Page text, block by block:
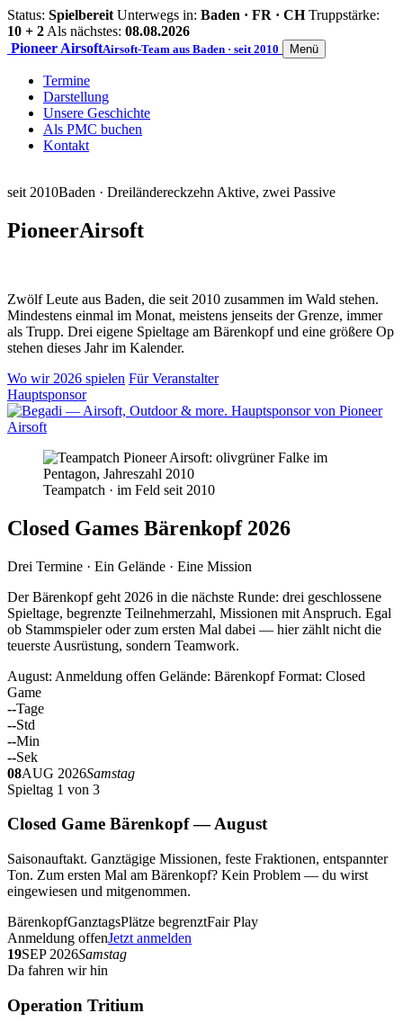
Status: Spielbereit Unterwegs in: Baden · FR · CH Truppstärke:
10 + 2 Als nächstes: 08.08.2026
Pioneer AirsoftAirsoft-Team aus Baden · seit 2010 Menü
Termine
Darstellung
Unsere Geschichte
Als PMC buchen
Kontakt
seit 2010Baden · Dreiländereckzehn Aktive, zwei Passive
PioneerAirsoft
Zwölf Leute aus Baden, die seit 2010 zusammen im Wald stehen.
Mindestens einmal im Monat, meistens jenseits der Grenze, immer
als Trupp. Drei eigene Spieltage am Bärenkopf und eine größere Op
stehen dieses Jahr im Kalender.
Wo wir 2026 spielen Für Veranstalter
Hauptsponsor
Teampatch · im Feld seit 2010
Closed Games Bärenkopf 2026
Drei Termine · Ein Gelände · Eine Mission
Der Bärenkopf geht 2026 in die nächste Runde: drei geschlossene
Spieltage, begrenzte Teilnehmerzahl, Missionen mit Anspruch. Egal
ob Stammspieler oder zum ersten Mal dabei — hier zählt nicht die
teuerste Ausrüstung, sondern Teamwork.
August: Anmeldung offen Gelände: Bärenkopf Format: Closed
Game
--Tage
--Std
--Min
--Sek
08AUG 2026Samstag
Spieltag 1 von 3
Closed Game Bärenkopf — August
Saisonauftakt. Ganztägige Missionen, feste Fraktionen, entspannter
Ton. Zum ersten Mal am Bärenkopf? Kein Problem — du wirst
eingewiesen und mitgenommen.
BärenkopfGanztagsPlätze begrenztFair Play
Anmeldung offenJetzt anmelden
19SEP 2026Samstag
Da fahren wir hin
Operation Tritium